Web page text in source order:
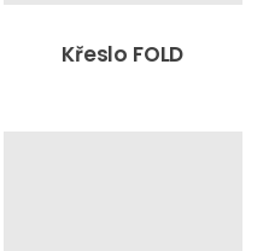
Křeslo FOLD